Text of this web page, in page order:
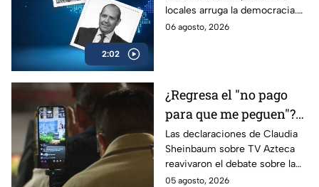
2:02
2027
locales arruga la democracia.
Entérate de cómo los
06 agosto, 2026
¿Regresa el "no pago
para que me peguen"?
Reviven frase de López
Portillo tras dichos del
gobierno de México
Las declaraciones de Claudia
Sheinbaum sobre TV Azteca
reavivaron el debate sobre la
publicidad oficial y recordaron
05 agosto, 2026